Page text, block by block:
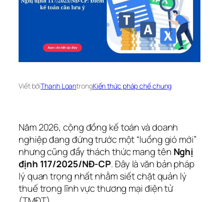
Viết bởiThanh LoantrongKiến thức pháp chế chung
Năm 2026, cộng đồng kế toán và doanh
nghiệp đang đứng trước một “luồng gió mới”
nhưng cũng đầy thách thức mang tên Nghị
định 117/2025/NĐ-CP. Đây là văn bản pháp
lý quan trọng nhất nhằm siết chặt quản lý
thuế trong lĩnh vực thương mại điện tử